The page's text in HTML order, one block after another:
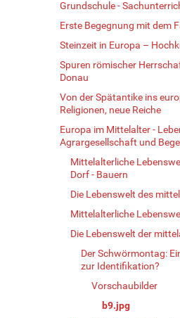
Grundschule -
Erste Begegnung mit dem
Steinzeit in Europa –
Spuren römischer
Donau
Von der Spätantike ins
Religionen, neue Reiche
Europa im Mittelalter -
Agrargesellschaft und
Mittelalterliche
Dorf - Bauern
Die Lebenswelt des
Mittelalterliche
Die Lebenswelt der
Der Schwörmontag:
zur Identifikation?
Vorschaubilder
b9.jpg